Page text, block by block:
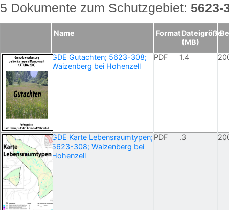
5 Dokumente zum Schutzgebiet: 5623-
Name FormatDateigröße
(MB)
GDE Gutachten; 5623-308;
Waizenberg bei Hohenzell
PDF 1.4
GDE Karte Lebensraumtypen;
5623-308; Waizenberg bei
Hohenzell
PDF .3